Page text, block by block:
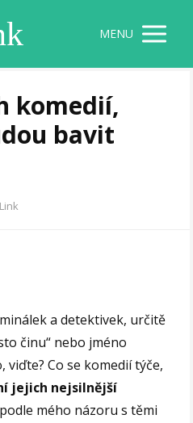
MENU
komedií,
bavit
a detektivek, určitě
činu“ nebo jméno
viďte? Co se komedií týče,
jejich nejsilnější
mého názoru s těmi